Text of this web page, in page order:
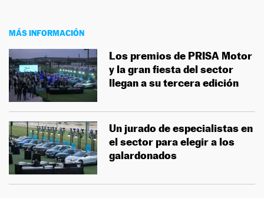
MÁS INFORMACIÓN
Los premios de PRISA Motor
y la gran fiesta del sector
llegan a su tercera edición
Un jurado de especialistas en
el sector para elegir a los
galardonados